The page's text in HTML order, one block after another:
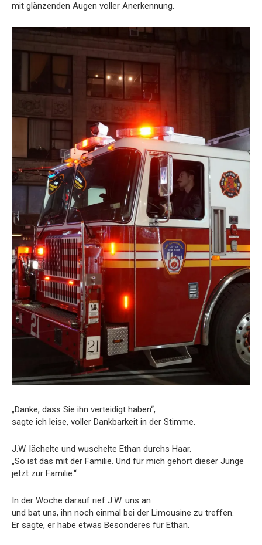
mit glänzenden Augen voller Anerkennung.
„Danke, dass Sie ihn verteidigt haben“,
sagte ich leise, voller Dankbarkeit in der Stimme.
J.W. lächelte und wuschelte Ethan durchs Haar.
„So ist das mit der Familie. Und für mich gehört dieser Junge
jetzt zur Familie.“
In der Woche darauf rief J.W. uns an
und bat uns, ihn noch einmal bei der Limousine zu treffen.
Er sagte, er habe etwas Besonderes für Ethan.